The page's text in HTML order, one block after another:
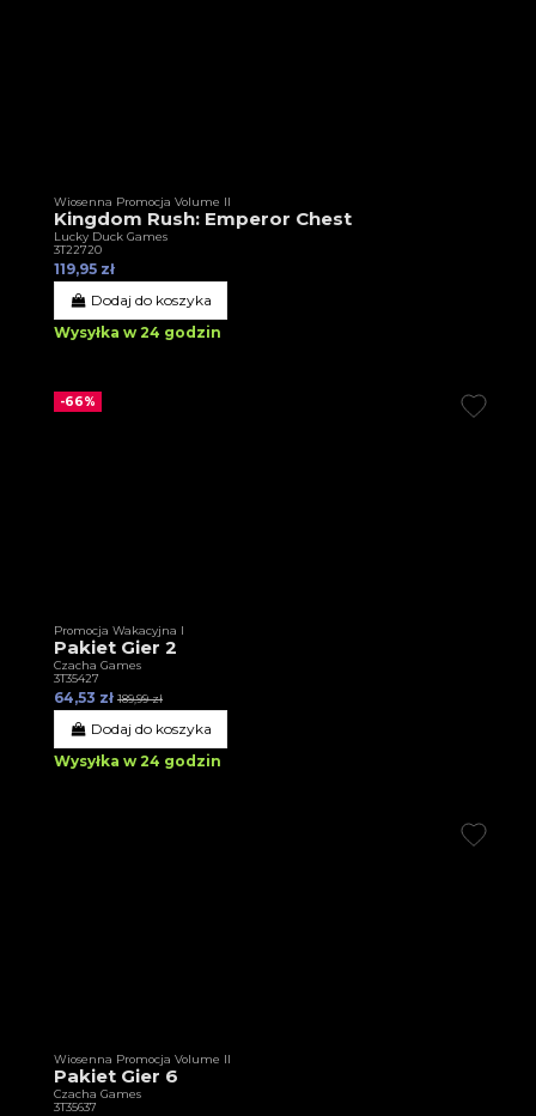
Wiosenna Promocja Volume II
Kingdom Rush: Emperor Chest
Lucky Duck Games
3T22720
119,95 zł
Dodaj do koszyka
Wysyłka w 24 godzin
-66%
Promocja Wakacyjna I
Pakiet Gier 2
Czacha Games
3T35427
64,53 zł 189,99 zł
Dodaj do koszyka
Wysyłka w 24 godzin
Wiosenna Promocja Volume II
Pakiet Gier 6
Czacha Games
3T35637